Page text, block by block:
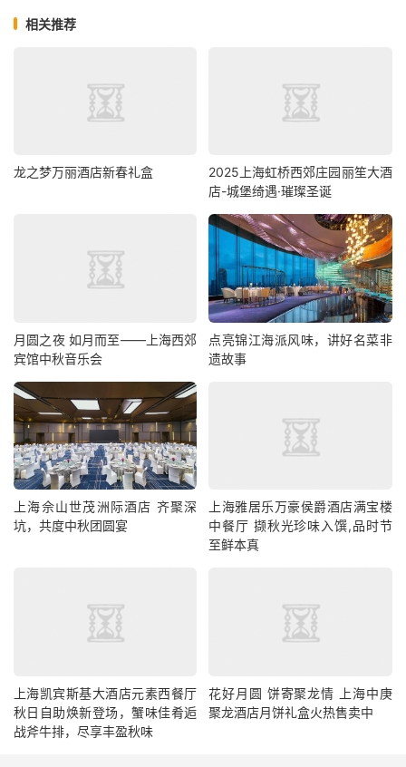
相关推荐
龙之梦万丽酒店新春礼盒
2025上海虹桥西郊庄园丽笙大酒
店-城堡绮遇·璀璨圣诞
月圆之夜 如月而至——上海西郊
宾馆中秋音乐会
点亮锦江海派风味，讲好名菜非
遗故事
上海佘山世茂洲际酒店 齐聚深
坑，共度中秋团圆宴
上海雅居乐万豪侯爵酒店满宝楼
中餐厅 撷秋光珍味入馔,品时节
至鲜本真
上海凯宾斯基大酒店元素西餐厅
秋日自助焕新登场，蟹味佳肴逅
战斧牛排，尽享丰盈秋味
花好月圆 饼寄聚龙情 上海中庚
聚龙酒店月饼礼盒火热售卖中